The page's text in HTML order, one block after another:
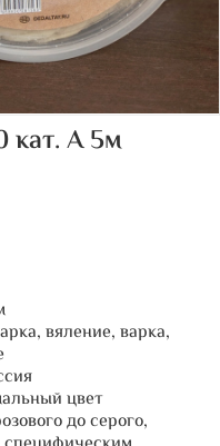
кат. А 5м
вяление, варка,
цвет
до серого,